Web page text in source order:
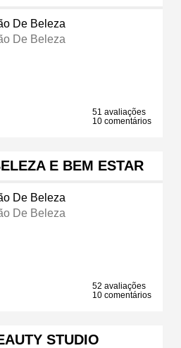
De Beleza
De Beleza
51 avaliações
10 comentários
E BEM ESTAR
De Beleza
De Beleza
52 avaliações
10 comentários
STUDIO